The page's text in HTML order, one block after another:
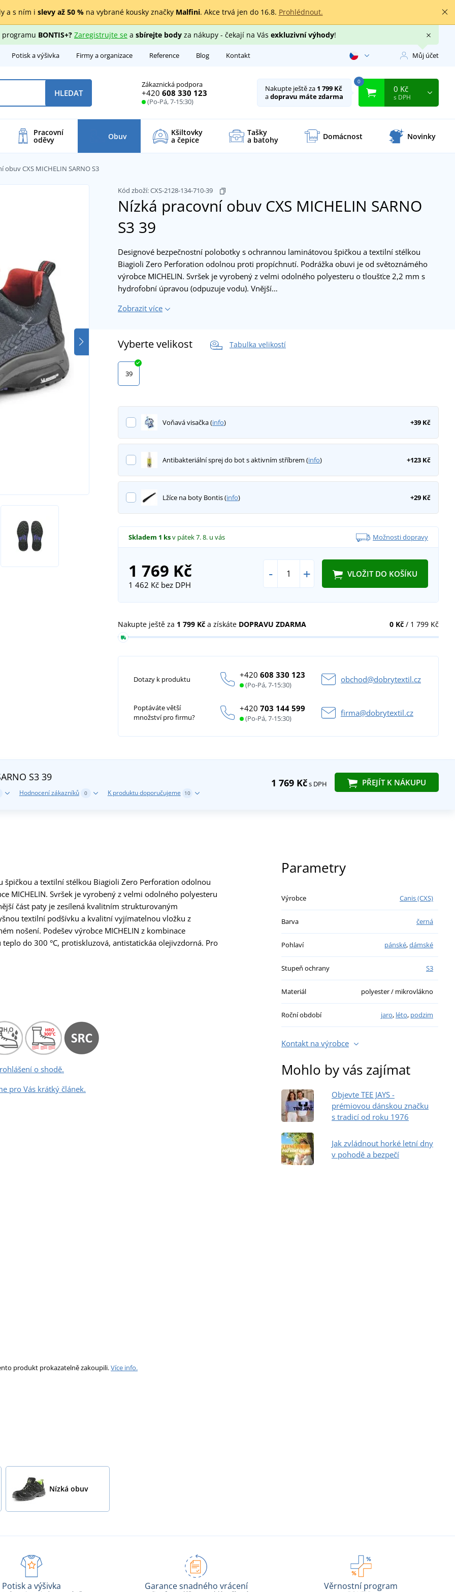
a s ním i slevy až 50 %na vybrané kousky značky Malfini. Akce trvá jen do 16.8. Prohlédnout.
programu BONTIS+? Zaregistrujte sea sbírejte bodyza nákupy - čekají na Vás exkluzivní výhody!
Potisk a výšivka Firmy a organizace Reference Blog Kontakt Můj účet
Zákaznická podpora
+420 608 330 123
(Po-Pá, 7-15:30)
HLEDAT Nakupte ještě za 1 799 Kč
adopravu máte zdarma
0
0 Kč
s DPH
Pracovní
oděvy Obuv Kšiltovky
a čepice
Tašky
a batohy Domácnost Novinky
obuv CXS MICHELIN SARNO S3
Kód zboží:CXS-2128-134-710-39
Nízká pracovní obuv CXS MICHELIN SARNO
S3 39
Designové bezpečnostní polobotky s ochrannou laminátovou špičkou a textilní stélkou
Biagioli Zero Perforation odolnou proti propíchnutí. Podrážka obuvi je od světoznámého
výrobce MICHELIN. Svršek je vyrobený z velmi odolného polyesteru o tloušťce 2,2 mm s
hydrofobní úpravou (odpuzuje vodu). Vnější…
Zobrazit více
Vyberte velikost Tabulka velikostí
39
Voňavá visačka (info) +39 Kč
Antibakteriální sprej do bot s aktivním stříbrem (info) +123 Kč
Lžíce na boty Bontis (info) +29 Kč
Skladem 1 ksv pátek 7. 8. u vás Možnosti dopravy
1 769 Kč
1 462 Kčbez DPH
- + VLOŽIT DO KOŠÍKU
0 Kč/ 1 799 Kč
Nakupte ještě za 1 799 Kč a získáte DOPRAVU ZDARMA
Dotazy k produktu +420608 330 123
(Po-Pá, 7-15:30)
obchod@dobrytextil.cz
Poptáváte větší
množství pro firmu?
+420703 144 599
(Po-Pá, 7-15:30)
firma@dobrytextil.cz
1 769 Kčs DPH PŘEJÍT K NÁKUPU
S3 39
Hodnocení zákazníků 0 K produktu doporučujeme 10
a textilní stélkou Biagioli Zero Perforation odolnou
MICHELIN. Svršek je vyrobený z velmi odolného polyesteru
část paty je zesílená kvalitním strukturovaným
textilní podšívku a kvalitní vyjímatelnou vložku z
nošení. Podešev výrobce MICHELIN z kombinace
do 300 °C, protiskluzová, antistatickáa olejivzdorná. Pro
o shodě.
pro Vás krátký článek.
produkt prokazatelně zakoupili.Více info.
Nízká obuv
Parametry
Výrobce Canis (CXS)
Barva černá
Pohlaví pánské,dámské
Stupeň ochrany S3
Materiál polyester / mikrovlákno
Roční období jaro, léto, podzim
Kontakt na výrobce
Mohlo by vás zajímat
Objevte TEE JAYS -
prémiovou dánskou značku
s tradicí od roku 1976
Jak zvládnout horké letní dny
v pohodě a bezpečí
Potisk a výšivka Garance snadného vrácení Věrnostní program